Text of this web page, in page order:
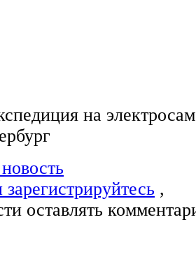
на
зарегистрируйтесь ,
оставлять